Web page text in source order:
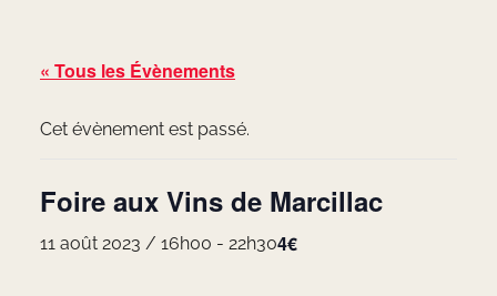
« Tous les Évènements
Cet évènement est passé.
Foire aux Vins de Marcillac
11 août 2023 / 16h00 - 22h304€